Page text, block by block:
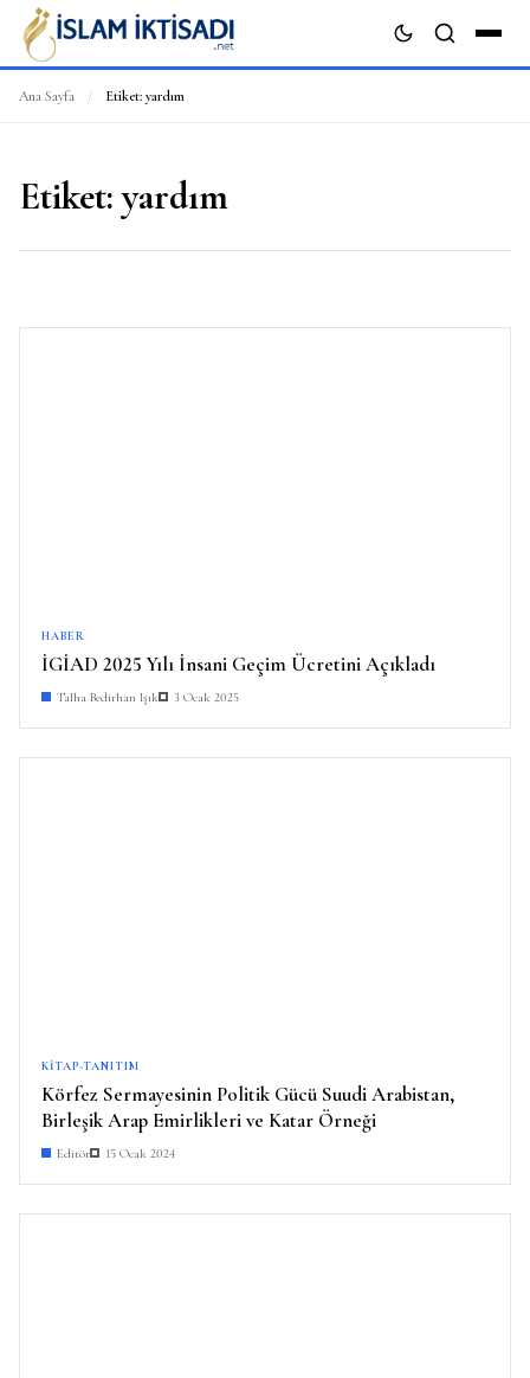
Ana Sayfa / Etiket: yardım
Etiket:yardım
HABER
İGİAD 2025 Yılı İnsani Geçim Ücretini Açıkladı
Talha Bedirhan Işık 3 Ocak 2025
KITAP-TANITIM
Körfez Sermayesinin Politik Gücü Suudi Arabistan,
Birleşik Arap Emirlikleri ve Katar Örneği
Editör 15 Ocak 2024